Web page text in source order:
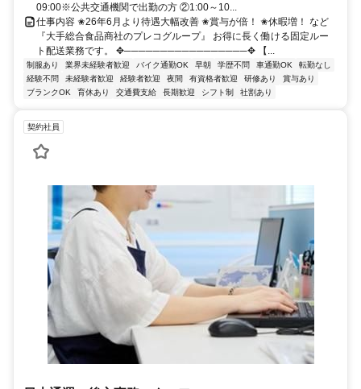
09:00※公共交通機関で出勤の方 ②1:00～10...
仕事内容 ✬26年6月より待遇大幅改善 ✬賞与が倍！ ✬休暇増！ など
『大手総合食品商社のプレコグループ』 お得に長く働ける固定ルー
ト配送業務です。 ✥─────────────────✥ 【...
制服あり 業界未経験者歓迎 バイク通勤OK 早朝 学歴不問 車通勤OK
転勤なし
経験不問
未経験者歓迎 経験者歓迎 夜間 有資格者歓迎 研修あり
賞与あり
ブランクOK
育休あり 交通費支給 長期歓迎 シフト制 社割あり
契約社員